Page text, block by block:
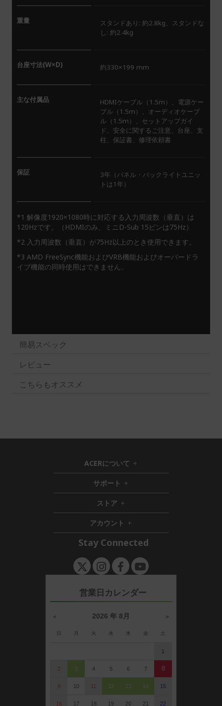
重量
スタンドあり: 約2.8kg、スタンドな
し: 約2.4kg
台座寸法(W×D) 約330×199 mm
主な付属品
HDMIケーブル（1.5m）、電源ケー
ブル（1.5m）、オーディオケーブ
ル（1.5m）、セットアップガイ
ド、安全に関するご注意、台座、支
柱、保証書、修理依頼書
保証
3年（パネル・バックライトユニッ
トは1年）
*1 解像度1920×1080時に対応する入力周波数（垂直）は
120Hzです。（HDMIのみ、ミニD-Sub 15ピンは75Hz）
*2 入力周波数（垂直）が75Hz以上のとき使用できます。
*3 AMD FreeSync機能およびVRB機能およびオーバードラ
イブ機能の同時使用はできません。
簡易スペック
レビュー
こちらもオススメ
ACERについて h
i
d
n
サポート
h
i
d
d
e
n
ストア h
i
d
d
e
アカウント
h
i
d
e
n
Stay Connected
営業日カレンダー
＞
＜ 2026 年 8月
日 月 火 水 木 金 土
1
2 3 4 5 6 7 8
9 10 11 12 13 14 15
16 17 18 19 20 21 22